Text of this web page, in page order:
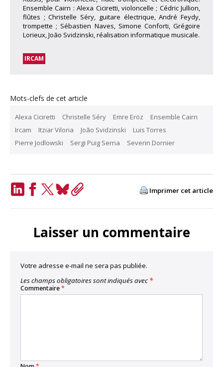
Ensemble Cairn : Alexa Ciciretti, violoncelle ; Cédric Jullion,
flûtes ; Christelle Séry, guitare électrique, André Feydy,
trompette ; Sébastien Naves, Simone Conforti, Grégoire
Lorieux, Joāo Svidzinski, réalisation informatique musicale.
IRCAM
Mots-clefs de cet article
Alexa Ciciretti Christelle Séry Emre Eröz
Ensemble Cairn
Ircam
Itziar Viloria João Svidzinski
Luis Torres
Pierre Jodlowski
Sergi Puig Serna Severin Dornier
Imprimer cet article
Laisser un commentaire
Votre adresse e-mail ne sera pas publiée.
Les champs obligatoires sont indiqués avec *
Commentaire*